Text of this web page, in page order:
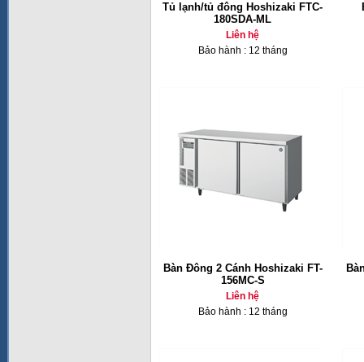
Tủ lạnh/tủ đông Hoshizaki FTC-
180SDA-ML
Liên hệ
Bảo hành : 12 tháng
Bàn Đông 2 Cánh Hoshizaki FT-
156MC-S
Liên hệ
Bảo hành : 12 tháng